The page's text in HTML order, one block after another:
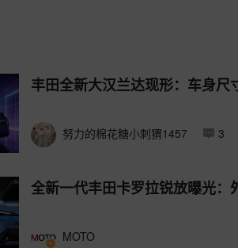
丰田全新大汉兰达现形：车身
努力的棉花糖小刺猬1457 3
全新一代丰田卡罗拉锐放曝光：
MOTO